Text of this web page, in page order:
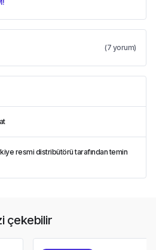
(7 yorum)
resmi distribütörü tarafından temin
çekebilir